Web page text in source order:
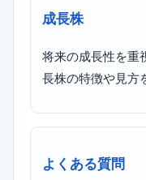
成長株
将来の成長性を重
長株の特徴や見方
よくある質問